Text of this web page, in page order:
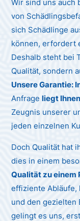
Wir sind uns auch
von
sich Schädlinge
können, erfordert
Deshalb steht bei
Qualität, sondern
Unsere Garantie:
Anfrageliegt
Zeugnis unserer
jeden einzelnen
Doch Qualität hat
dies in einem
Qualität zu einem
effiziente
und den gezielten
gelingt es uns,